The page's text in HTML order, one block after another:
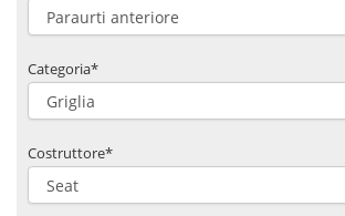
Categoria*
Costruttore*